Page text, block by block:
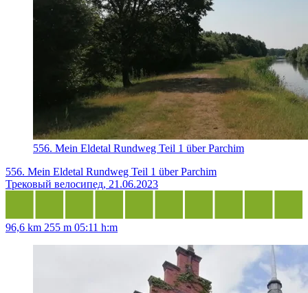
556. Mein Eldetal Rundweg Teil 1 über Parchim
556. Mein Eldetal Rundweg Teil 1 über Parchim
Трековый велосипед, 21.06.2023
96,6 km 255 m 05:11 h:m